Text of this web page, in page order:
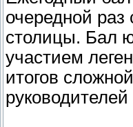
очередной
столицы. Бал
участием
итогов